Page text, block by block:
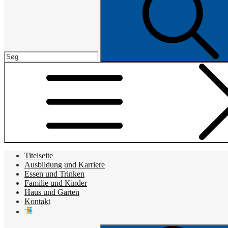
Titelseite
Ausbildung und Karriere
Essen und Trinken
Familie und Kinder
Haus und Garten
Kontakt